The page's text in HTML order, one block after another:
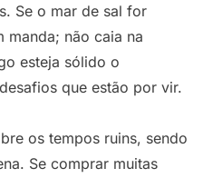
Se o mar de sal for
manda; não caia na
esteja sólido o
que estão por vir.
os tempos ruins, sendo
Se comprar muitas